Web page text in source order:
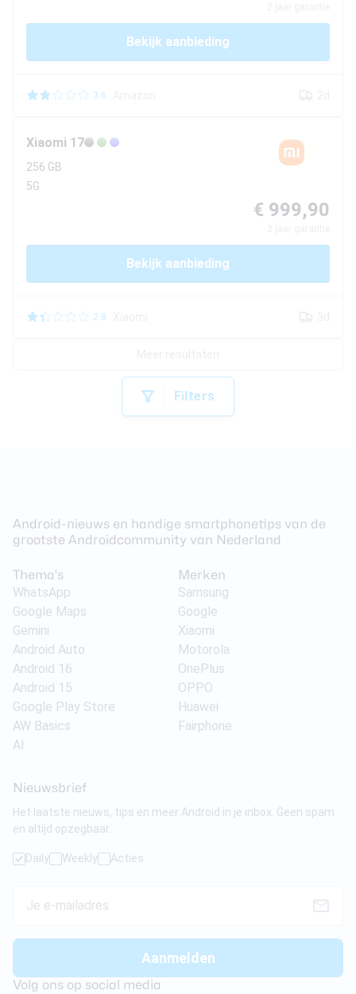
Filters
Bekijk aanbieding
3.6
Xiaomi 17
256 GB
5G
€ 999,90
Bekijk aanbieding
2.8
Android-nieuws en handige smartphonetips van de
grootste Androidcommunity van Nederland
Thema's
WhatsApp
Google Maps
Gemini
Android Auto
Android 16
Android 15
Google Play Store
AW Basics
AI
Merken
Samsung
Google
Xiaomi
Motorola
OnePlus
OPPO
Huawei
Fairphone
Nieuwsbrief
Het laatste nieuws, tips en meer Android in je inbox. Geen spam
en altijd opzegbaar.
Daily Weekly Acties
Volg ons op social media